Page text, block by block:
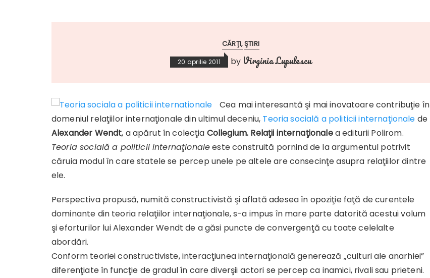
CĂRŢI ŞTIRI
20 aprilie 2011 by Virginia Lupulescu
Cea mai interesantă şi mai inovatoare contribuţie în
domeniul relaţiilor internaţionale din ultimul deceniu, Teoria socială a politicii internaţionale de
Alexander Wendt, a apărut în colecţia Collegium. Relaţii internaţionalea editurii Polirom.
Teoria socială a politicii internaţionaleeste construită pornind de la argumentul potrivit
căruia modul în care statele se percep unele pe altele are consecinţe asupra relaţiilor dintre
ele.
Perspectiva propusă, numită constructivistă şi aflată adesea în opoziţie faţă de curentele
dominante din teoria relaţiilor internaţionale, s-a impus în mare parte datorită acestui volum
şi eforturilor lui Alexander Wendt de a găsi puncte de convergenţă cu toate celelalte
abordări.
Conform teoriei constructiviste, interacţiunea internaţională generează „culturi ale anarhiei”
diferenţiate în funcţie de gradul în care diverşii actori se percep ca inamici, rivali sau prieteni.